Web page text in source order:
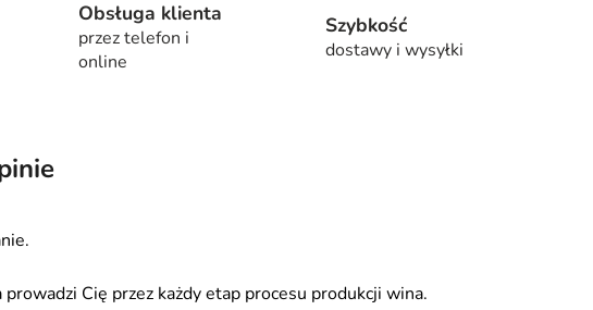
Obsługa klienta
przez telefon i
online
Szybkość
dostawy i wysyłki
Cię przez każdy etap procesu produkcji wina.